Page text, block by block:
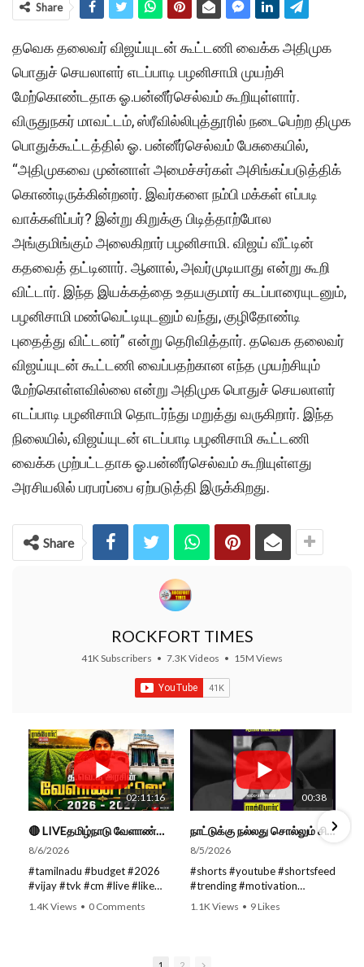
Share
தவெக தலைவர் விஜய்யுடன் கூட்டணி வைக்க அதிமுக
பொதுச் செயலாளர் எடப்பாடி பழனிசாமி முயற்சி
மேற்கொண்டதாக ஓ.பன்னீர்செல்வம் கூறியுள்ளார்.
விருதுநகர் மாவட்டம், ஸ்ரீவில்லிபுத்தூரில் நடைபெற்ற திமுக
பொதுக்கூட்டத்தில் ஓ. பன்னீர்செல்வம் பேசுகையில்,
“அதிமுகவை முன்னாள் அமைச்சர்கள் அசிங்கப்படுத்திக்
கொண்டிருக்கின்றனர். இவர்களை நம்பி மக்கள் எப்படி
வாக்களிப்பர்? இன்று கிறுக்கு பிடித்தாற்போல
அங்குமிங்கும் அலைகிறார் பழனிசாமி. விஜய் வீட்டின்
கதவைத் தட்டினார். ஆனால், அவர்முடியாது என்று கூறி
விட்டார். இந்த இயக்கத்தை உதயகுமார் கடப்பாரையுடனும்,
பழனிசாமி மண்வெட்டியுடனும் வந்து, குழிதோண்டி
புதைத்து விட்டனர்” என்று தெரிவித்தார். தவெக தலைவர்
விஜய்யுடன் கூட்டணி வைப்பதற்கான எந்த முயற்சியும்
மேற்கொள்ளவில்லை என்று அதிமுக பொதுச் செயலாளர்
எடப்பாடி பழனிசாமி தொடர்ந்து மறுத்து வருகிறார். இந்த
நிலையில், விஜய்யுடன் எடப்பாடி பழனிசாமி கூட்டணி
வைக்க முற்பட்டதாக ஓ.பன்னீர்செல்வம் கூறியுள்ளது
அரசியலில் பரபரப்பை ஏற்படுத்தி இருக்கிறது.
Share
ROCKFORT TIMES
41K Subscribers • 7.3K Videos • 15M Views
02:11:16
🔴 LIVEதமிழ்நாடு வேளாண்மை நிதிநிலை அறிக்கை - 2026-27 |TN Agriculture Budget #live #budget #video #cm
8/6/2026
#tamilnadu #budget #2026
#vijay #tvk #cm #live #like
#viral #nowtrending #video
ROCKFORT TIMES for NEW
1.4K Views • 0 Comments
00:38
நாட்டுக்கு நல்லது சொல்லும் சிறப்பான மேடைப்பேச்சு... #shorts #subscribe #video
8/5/2026
#shorts #youtube #shortsfeed
#trending #motivation
#nowtrending #subscribe
1.1K Views • 9 Likes
1 2